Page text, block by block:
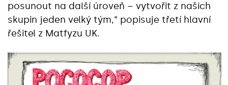
posunout na další úroveň – vytvořit z našich
skupin jeden velký tým,“ popisuje třetí hlavní
řešitel z Matfyzu UK.